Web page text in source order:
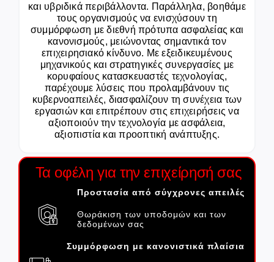
και υβριδικά περιβάλλοντα. Παράλληλα, βοηθάμε
τους οργανισμούς να ενισχύσουν τη
συμμόρφωση με διεθνή πρότυπα ασφαλείας και
κανονισμούς, μειώνοντας σημαντικά τον
επιχειρησιακό κίνδυνο. Με εξειδικευμένους
μηχανικούς και στρατηγικές συνεργασίες με
κορυφαίους κατασκευαστές τεχνολογίας,
παρέχουμε λύσεις που προλαμβάνουν τις
κυβερνοαπειλές, διασφαλίζουν τη συνέχεια των
εργασιών και επιτρέπουν στις επιχειρήσεις να
αξιοποιούν την τεχνολογία με ασφάλεια,
αξιοπιστία και προοπτική ανάπτυξης.
Τα οφέλη για την επιχείρησή σας
Προστασία από σύγχρονες απειλές
Θωράκιση των υποδομών και των
δεδομένων σας
Συμμόρφωση με κανονιστικά πλαίσια